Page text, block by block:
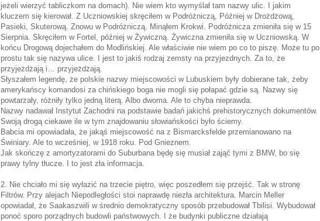
jeżeli wierzyć tabliczkom na domach). Nie wiem kto wymyślał tam nazwy ulic. I jakim
kluczem się kierował. Z Uczniowskiej skręciłem w Podróżniczą, Później w Drożdżową,
Pasieki, Skuterową. Znowu w Podróżniczą. Minąłem Krokwi. Podróżnicza zmieniła się w 15
Sierpnia. Skręciłem w Fortel, później w Żywiczną. Żywiczna zmieniła się w Uczniowską. W
końcu Drogową dojechałem do Modlińskiej. Ale właściwie nie wiem po co to piszę. Może tu po
prostu tak się nazywa ulice. I jest to jakiś rodzaj zemsty na przyjezdnych. Za to, że
przyjeżdżają i… przyjeżdżają.
Słyszałem legendę, że polskie nazwy miejscowości w Lubuskiem były dobierane tak, żeby
amerykańscy komandosi za chińskiego boga nie mogli się połapać gdzie są. Nazwy się
powtarzały, różniły tylko jedną literą. Albo dwoma. Ale to chyba nieprawda.
Nazwy nadawał Instytut Zachodni na podstawie badań jakichś prehistorycznych dokumentów.
Swoją drogą ciekawe ile w tym znajdowaniu słowiańskości było ściemy.
Babcia mi opowiadała, że jakąś miejscowość na z Bismarcksfelde przemianowano na
Świniary. Ale to wcześniej, w 1918 roku. Pod Gnieznem.
Jak skończę z amortyzatorami do Suburbana będę się musiał zająć tymi z BMW, bo się
prawy tylny tłucze. I to jest zła informacja.
2. Nie chciało mi się wyłazić na trzecie piętro, więc poszedłem się przejść. Tak w stronę
Filtrów. Przy alejach Niepodległości stoi naprawdę niezła architektura. Marcin Meller
opowiadał, że Saakaszwili w średnio demokratyczny sposób przebudował Tbilisi. Wybudował
ponoć sporo porządnych budowli państwowych. I że budynki publiczne działają